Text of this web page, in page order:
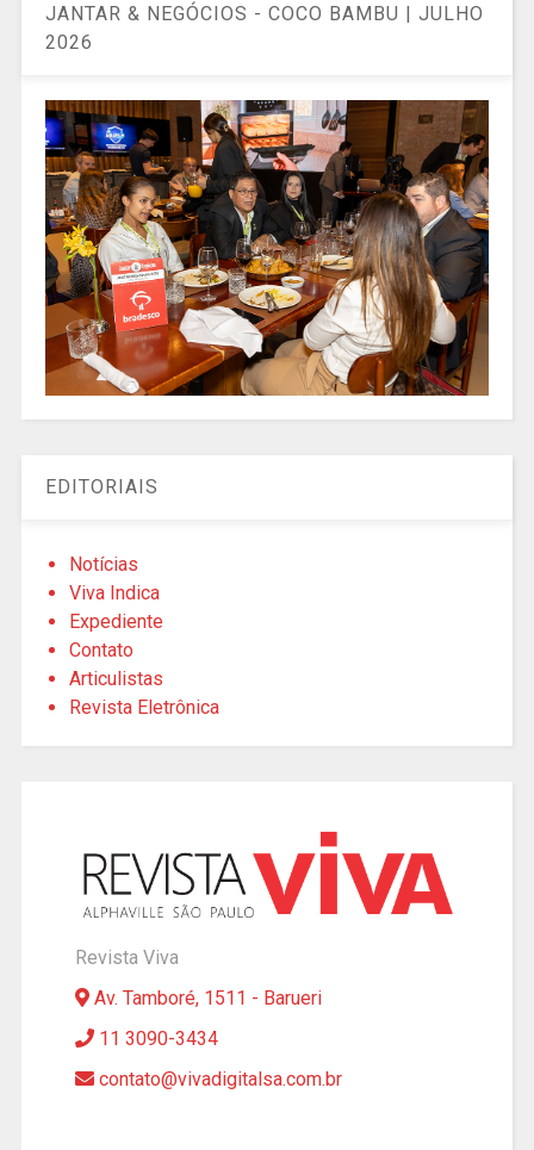
JANTAR & NEGÓCIOS - COCO BAMBU | JULHO
2026
EDITORIAIS
Notícias
Viva Indica
Expediente
Contato
Articulistas
Revista Eletrônica
Revista Viva
Av. Tamboré, 1511 - Barueri
11 3090-3434
contato@vivadigitalsa.com.br